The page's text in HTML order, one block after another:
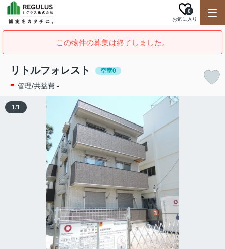
お気に入り
0
この物件の募集は終了しました。
リトルフォレスト 空室0
- 管理/共益費 -
1/1